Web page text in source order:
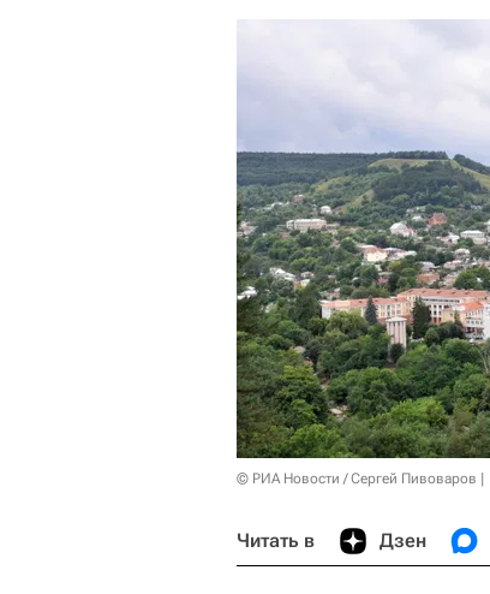
© РИА Новости / Сергей Пивоваров
Читать в Дзен